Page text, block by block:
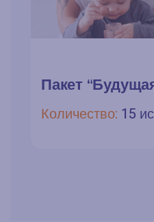
Пакет
Количество: 15